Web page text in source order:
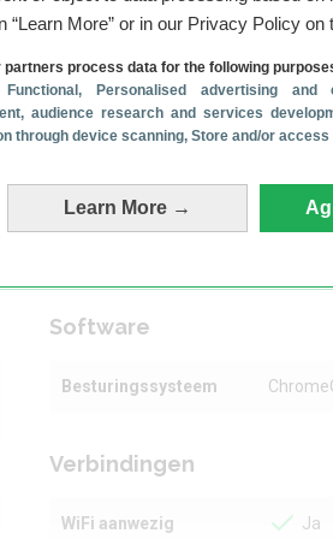
“Learn More” or in our Privacy Policy on
partners process data for the following
, Personalised advertising and
audience research and services
through device scanning, Store and/or
Learn More →
Software
Besturingssysteem
Verbindingen
WiFi aanwezig Ja